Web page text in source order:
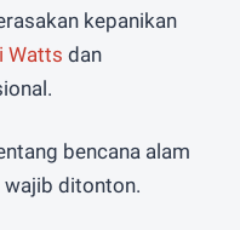
kepanikan
Watts dan
bencana alam
wajib ditonton.